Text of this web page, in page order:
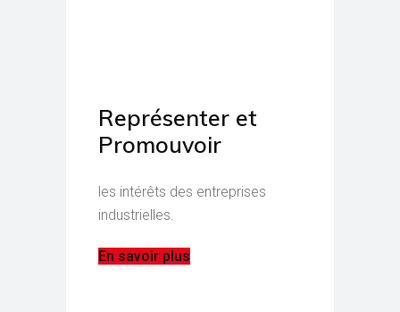
Représenter et
Promouvoir
les intérêts des entreprises
industrielles.
En savoir plus